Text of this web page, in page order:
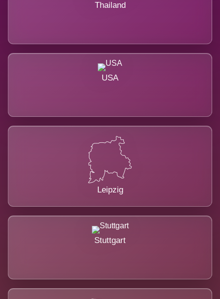
Thailand
USA
Leipzig
Stuttgart